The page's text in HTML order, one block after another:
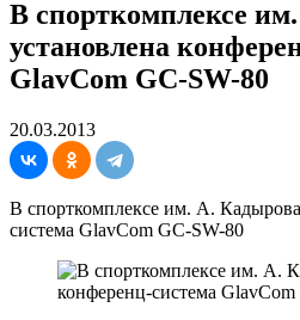
В спорткомплексе
установлена
GlavCom GC-SW-80
20.03.2013
В спорткомплексе им. А.
система GlavCom GC-SW-80